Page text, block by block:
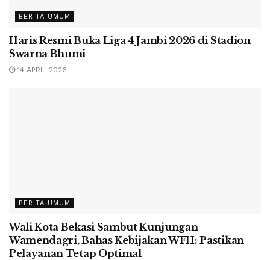
BERITA UMUM
Haris Resmi Buka Liga 4 Jambi 2026 di Stadion
Swarna Bhumi
14 APRIL 2026
BERITA UMUM
Wali Kota Bekasi Sambut Kunjungan
Wamendagri, Bahas Kebijakan WFH: Pastikan
Pelayanan Tetap Optimal